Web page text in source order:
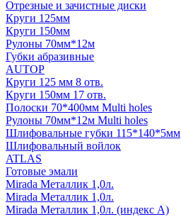
Отрезные и зачистные диски
Круги 125мм
Круги 150мм
Рулоны 70мм*12м
Губки абразивные
AUTOP
Круги 125 мм 8 отв.
Круги 150мм 17 отв.
Полоски 70*400мм Multi holes
Рулоны 70мм*12м Multi holes
Шлифовальные губки 115*140*5мм
Шлифовальный войлок
ATLAS
Готовые эмали
Mirada Металлик 1,0л.
Mirada Металлик 1,0л.
Mirada Металлик 1,0л. (индекс А)